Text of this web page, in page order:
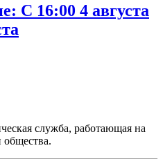
С 16:00 4 августа
служба, работающая на